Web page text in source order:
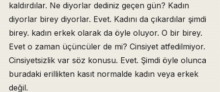
kaldırdılar. Ne diyorlar dediniz geçen gün? Kadın
diyorlar birey diyorlar. Evet. Kadını da çıkardılar şimdi
birey. kadın erkek olarak da öyle oluyor. O bir birey.
Evet o zaman üçüncüler de mi? Cinsiyet atfedilmiyor.
Cinsiyetsizlik var söz konusu. Evet. Şimdi öyle olunca
buradaki erillikten kasıt normalde kadın veya erkek
değil.